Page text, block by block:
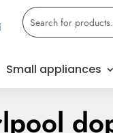
Small appliances